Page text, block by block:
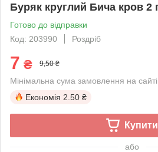
Буряк круглий Бича кров 2
Готово до відправки
Код: 203990
Роздріб
7 ₴ 9,50 ₴
Мінімальна сума замовлення на
Економія 2.50 ₴
Купити
або